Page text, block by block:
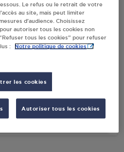
LA REINE
RENDRE
RENDRE
Le refus ou le retrait de votre
au site, mais peut limiter
d’audience. Choisissez
autoriser tous les cookies non
tous les cookies” pour refuser
:
Notre politique de cookies
les cookies
Autoriser tous les cookies